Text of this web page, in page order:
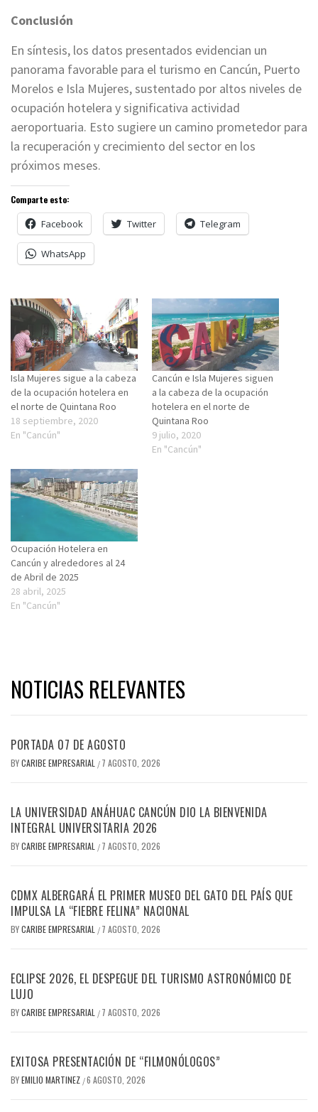
Conclusión
En síntesis, los datos presentados evidencian un
panorama favorable para el turismo en Cancún, Puerto
Morelos e Isla Mujeres, sustentado por altos niveles de
ocupación hotelera y significativa actividad
aeroportuaria. Esto sugiere un camino prometedor para
la recuperación y crecimiento del sector en los
próximos meses.
Comparte esto:
Facebook Twitter Telegram
WhatsApp
Isla Mujeres sigue a la cabeza
de la ocupación hotelera en
el norte de Quintana Roo
18 septiembre, 2020
En "Cancún"
Cancún e Isla Mujeres siguen
a la cabeza de la ocupación
hotelera en el norte de
Quintana Roo
9 julio, 2020
En "Cancún"
Ocupación Hotelera en
Cancún y alrededores al 24
de Abril de 2025
28 abril, 2025
En "Cancún"
NOTICIAS RELEVANTES
PORTADA 07 DE AGOSTO
BYCARIBE EMPRESARIAL / 7 AGOSTO, 2026
LA UNIVERSIDAD ANÁHUAC CANCÚN DIO LA BIENVENIDA
INTEGRAL UNIVERSITARIA 2026
BYCARIBE EMPRESARIAL / 7 AGOSTO, 2026
CDMX ALBERGARÁ EL PRIMER MUSEO DEL GATO DEL PAÍS QUE
IMPULSA LA “FIEBRE FELINA” NACIONAL
BYCARIBE EMPRESARIAL / 7 AGOSTO, 2026
ECLIPSE 2026, EL DESPEGUE DEL TURISMO ASTRONÓMICO DE
LUJO
BYCARIBE EMPRESARIAL / 7 AGOSTO, 2026
EXITOSA PRESENTACIÓN DE “FILMONÓLOGOS”
BYEMILIO MARTINEZ /6 AGOSTO, 2026